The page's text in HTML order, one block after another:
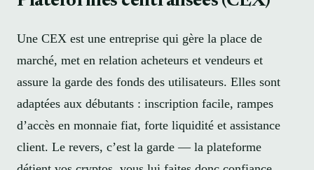
Une CEX est une entreprise qui gère la place de
marché, met en relation acheteurs et vendeurs et
assure la garde des fonds des utilisateurs. Elles sont
adaptées aux débutants : inscription facile, rampes
d’accès en monnaie fiat, forte liquidité et assistance
client. Le revers, c’est la garde — la plateforme